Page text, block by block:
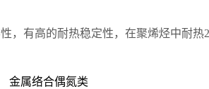
，有高的耐热稳定性，在聚烯烃中耐
金属络合偶氮类